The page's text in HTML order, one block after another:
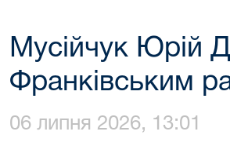
Мусійчук Юрій
Франківським
06 липня 2026, 13:01